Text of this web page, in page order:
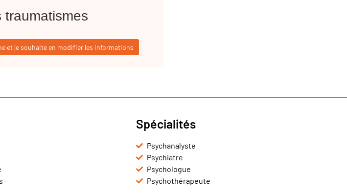
traumatismes
et je souhaite en modifier les informations
Spécialités
Psychanalyste
Psychiatre
Psychologue
Psychothérapeute